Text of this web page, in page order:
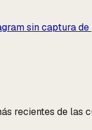
sin captura
recientes de las